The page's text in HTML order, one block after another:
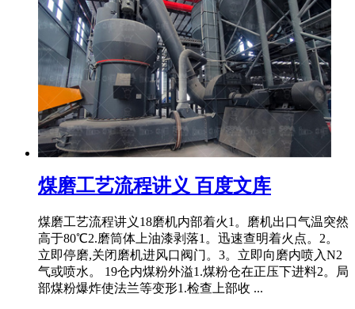
煤磨工艺流程讲义 百度文库
煤磨工艺流程讲义18磨机内部着火1。磨机出口气温突然
高于80℃2.磨筒体上油漆剥落1。迅速查明着火点。2。
立即停磨,关闭磨机进风口阀门。3。立即向磨内喷入N2
气或喷水。 19仓内煤粉外溢1.煤粉仓在正压下进料2。局
部煤粉爆炸使法兰等变形1.检查上部收 ...